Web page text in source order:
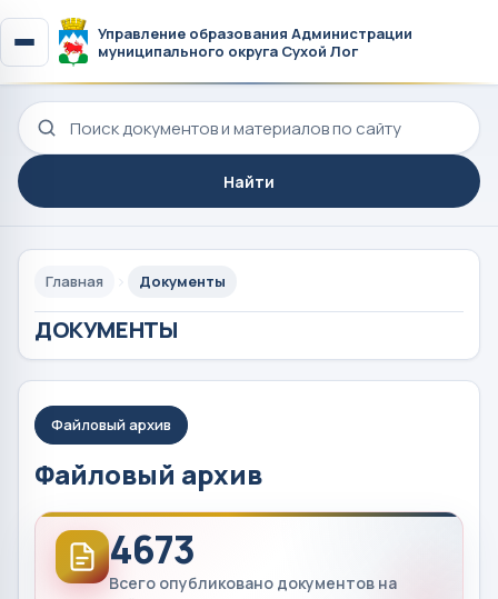
Управление образования Администрации
муниципального округа Сухой Лог
Поиск по сайту
Найти
Главная Документы
ДОКУМЕНТЫ
Файловый архив
Файловый архив
4673
Всего опубликовано документов на